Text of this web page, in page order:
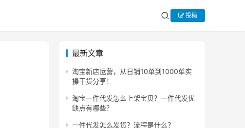
投稿
最新文章
淘宝新店运营，从日销10单到1000单实
操干货分享！
淘宝一件代发怎么上架宝贝？一件代发优
缺点有哪些？
一件代发怎么发货？流程是什么？